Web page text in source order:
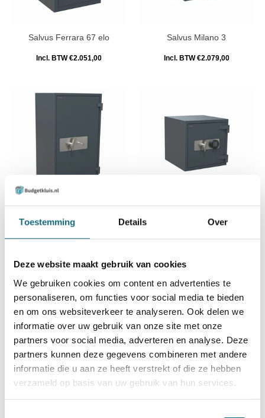
Toestemming Details Over
Deze website maakt gebruik van cookies
We gebruiken cookies om content en advertenties te
personaliseren, om functies voor social media te bieden
en om ons websiteverkeer te analyseren. Ook delen we
informatie over uw gebruik van onze site met onze
partners voor social media, adverteren en analyse. Deze
partners kunnen deze gegevens combineren met andere
informatie die u aan ze heeft verstrekt of die ze hebben
verzameld op basis van uw gebruik van hun services.
Salvus Ferrara 67 elo
Incl. BTW €2.051,00
Salvus Milano 3
Incl. BTW €2.079,00
Salvus Bologna 95
Incl. BTW €2.193,00
Salvus Milano 2 elo
Incl. BTW €2.197,00